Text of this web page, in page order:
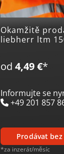
Okamžitě prodat
liebherr ltm
od 4,49 €*
Informujte se
+49 201 857
prodávat
*za inzerát/měsíc